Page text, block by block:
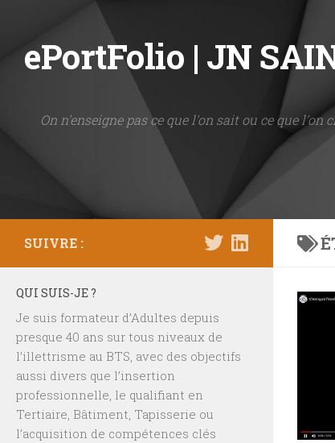
Skip to content
ePortFolio | JN
On n'enseigne pas ce que l'on sait ou ce que l'on
SUIVRE :
QUI SUIS-JE ?
Je suis formateur d’Adultes depuis
presque 40 ans sur tous niveaux de
l’illettrisme au BTS, avec des objectifs
aussi divers que l’insertion
professionnelle, le qualifiant en
Tertiaire, Bâtiment, Tapisserie ou
l’acquisition de compétences clés